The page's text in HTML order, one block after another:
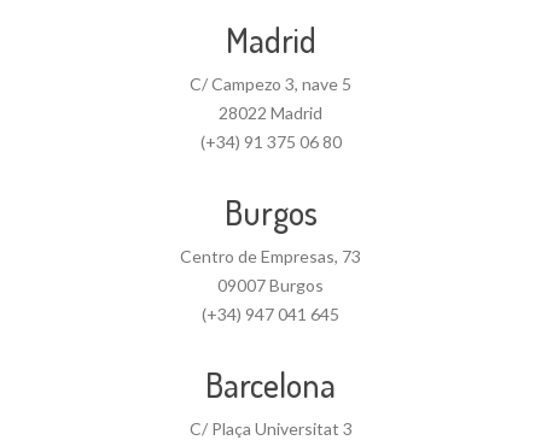
Madrid
C/ Campezo 3, nave 5
28022 Madrid
(+34) 91 375 06 80
Burgos
Centro de Empresas, 73
09007 Burgos
(+34) 947 041 645
Barcelona
C/ Plaça Universitat 3